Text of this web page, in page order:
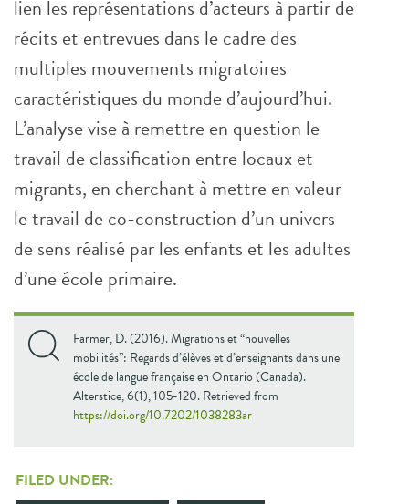
lien les représentations d’acteurs à partir de
récits et entrevues dans le cadre des
multiples mouvements migratoires
caractéristiques du monde d’aujourd’hui.
L’analyse vise à remettre en question le
travail de classification entre locaux et
migrants, en cherchant à mettre en valeur
le travail de co-construction d’un univers
de sens réalisé par les enfants et les adultes
d’une école primaire.
Farmer, D. (2016). Migrations et “nouvelles
mobilités”: Regards d’élèves et d’enseignants dans une
école de langue française en Ontario (Canada).
Alterstice, 6(1), 105-120. Retrieved from
https://doi.org/10.7202/1038283ar
FILED UNDER: